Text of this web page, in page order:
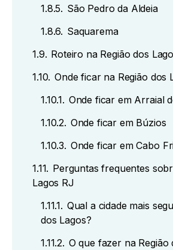
1.8.5. São Pedro da Aldeia
1.8.6. Saquarema
1.9. Roteiro na Região dos
1.10. Onde ficar na Região dos
1.10.1. Onde ficar em Arraial
1.10.2. Onde ficar em Búzios
1.10.3. Onde ficar em Cabo
1.11. Perguntas frequentes
Lagos RJ
1.11.1. Qual a cidade mais
dos Lagos?
1.11.2. O que fazer na Região